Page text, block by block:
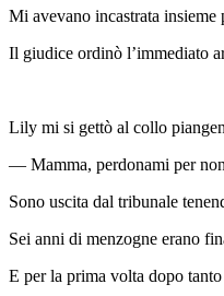
Mi avevano incastrata insieme
Il giudice ordinò l’immediato
Lily mi si gettò al collo
— Mamma, perdonami per
Sono uscita dal tribunale
Sei anni di menzogne erano
E per la prima volta dopo